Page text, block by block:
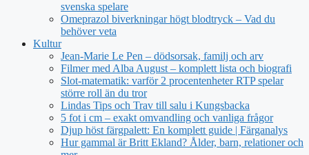
svenska spelare
Omeprazol biverkningar högt blodtryck – Vad du
behöver veta
Kultur
Jean‑Marie Le Pen – dödsorsak, familj och arv
Filmer med Alba August – komplett lista och biografi
Slot-matematik: varför 2 procentenheter RTP spelar
större roll än du tror
Lindas Tips och Trav till salu i Kungsbacka
5 fot i cm – exakt omvandling och vanliga frågor
Djup höst färgpalett: En komplett guide | Färganalys
Hur gammal är Britt Ekland? Ålder, barn, relationer och